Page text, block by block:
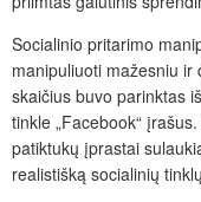
Socialinio pritarimo
manipuliuoti mažesniu ir
skaičius buvo parinktas
tinkle „Facebook“
patiktukų įprastai
realistišką socialinių